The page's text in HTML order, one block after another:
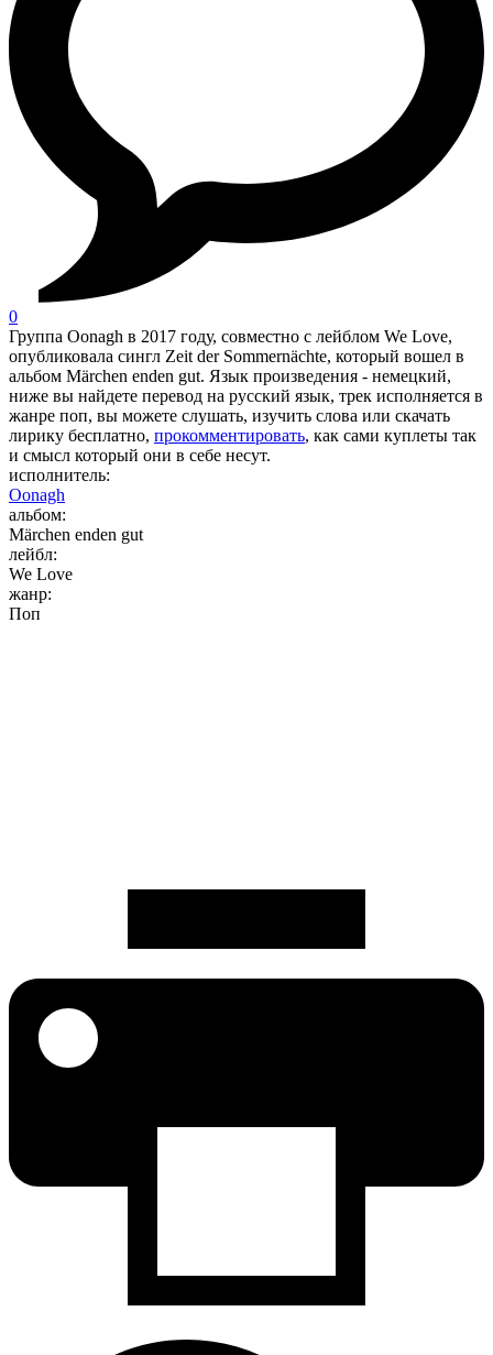
0
Группа Oonagh в 2017 году, совместно с лейблом We Love,
опубликовала сингл Zeit der Sommernächte, который вошел в
альбом Märchen enden gut. Язык произведения - немецкий,
ниже вы найдете перевод на русский язык, трек исполняется в
жанре поп, вы можете слушать, изучить слова или скачать
лирику бесплатно, прокомментировать, как сами куплеты так
и смысл который они в себе несут.
исполнитель:
Oonagh
альбом:
Märchen enden gut
лейбл:
We Love
жанр:
Поп